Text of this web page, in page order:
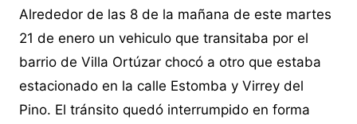
Alrededor de las 8 de la mañana de este martes
21 de enero un vehiculo que transitaba por el
barrio de Villa Ortúzar chocó a otro que estaba
estacionado en la calle Estomba y Virrey del
Pino. El tránsito quedó interrumpido en forma